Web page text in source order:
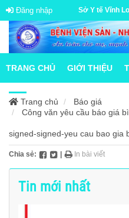
Đăng nhập Sở Y tế Vĩnh
TRANG CHỦ GIỚI THIỆU
Trang chủ
Báo giá
Công văn yêu cầu báo giá
signed-signed-yeu cau bao gia
Chia sẻ: | In bài viết
Tin mới nhất